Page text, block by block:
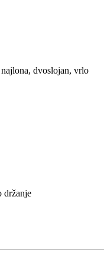
dvoslojan, vrlo
držanje